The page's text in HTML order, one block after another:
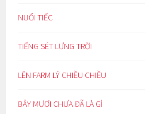
NUỐI TIẾC
TIẾNG SÉT LƯNG TRỜI
LÊN FARM LÝ CHIỀU CHIỀU
BẢY MƯƠI CHƯA ĐÃ LÀ GÌ